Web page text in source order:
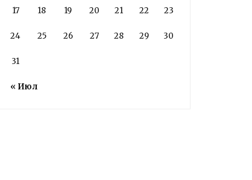
« Июл
17 18 19 20 21 22 23
24 25 26 27 28 29 30
31